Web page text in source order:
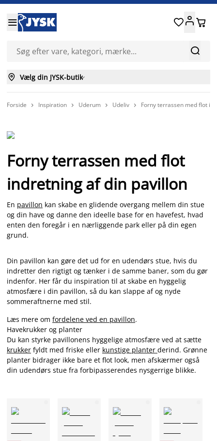


 
 Vælg din JYSK-butik
Forside  Inspiration  Uderum  Udeliv  Forny terrassen med flot
Forny terrassen med flot
indretning af din pavillon
En pavillon kan skabe en glidende overgang mellem din stue
og din have og danne den ideelle base for en havefest, hvad
enten den foregår i en nærliggende park eller på din egen
grund.
Din pavillon kan gøre det ud for en udendørs stue, hvis du
indretter den rigtigt og tænker i de samme baner, som du gør
indenfor. Her får du inspiration til at skabe en hyggelig
atmosfære i din pavillon, så du kan slappe af og nyde
sommeraftnerne med stil.
Læs mere om fordelene ved en pavillon.
Havekrukker og planter
Du kan styrke pavillonens hyggelige atmosfære ved at sætte
krukker fyldt med friske eller kunstige planter derind. Grønne
planter bidrager ikke bare et flot look, men afskærmer også
din udendørs stue fra forbipasserendes nysgerrige blikke.